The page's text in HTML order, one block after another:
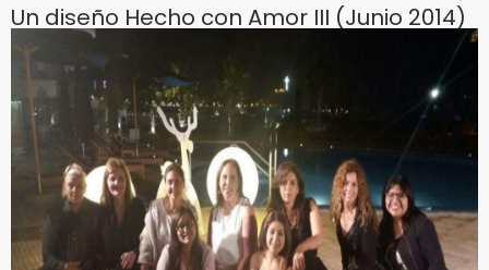
Un diseño Hecho con Amor III (Junio 2014)